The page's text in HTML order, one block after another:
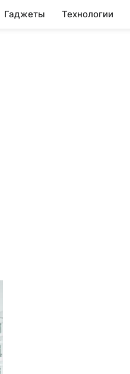
Гаджеты Технологии